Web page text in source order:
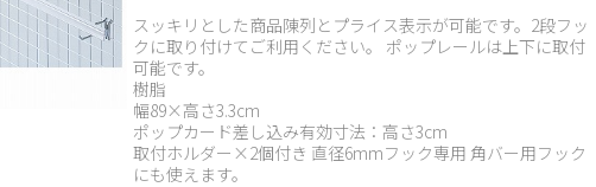
スッキリとした商品陳列とプライス表示が可能です。2段フッ
クに取り付けてご利用ください。 ポップレールは上下に取付
可能です。
樹脂
幅89×高さ3.3cm
ポップカード差し込み有効寸法：高さ3cm
取付ホルダー×2個付き 直径6mmフック専用 角バー用フック
にも使えます。